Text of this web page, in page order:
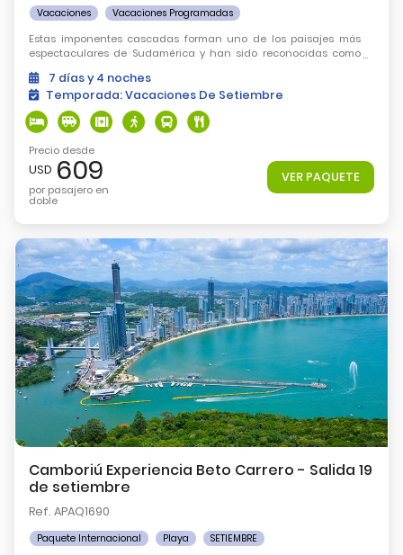
Vacaciones Vacaciones Programadas
Estas imponentes cascadas forman uno de los paisajes más
espectaculares de Sudamérica y han sido reconocidas como
una de las Nuevas Siete Maravillas Naturales del Mundo.
7 díasy 4 noches
Temporada:Vacaciones De Setiembre
Precio desde
USD 609
por pasajero en
doble
VER PAQUETE
Camboriú Experiencia Beto Carrero - Salida 19
de setiembre
Ref. APAQ1690
Paquete Internacional Playa SETIEMBRE